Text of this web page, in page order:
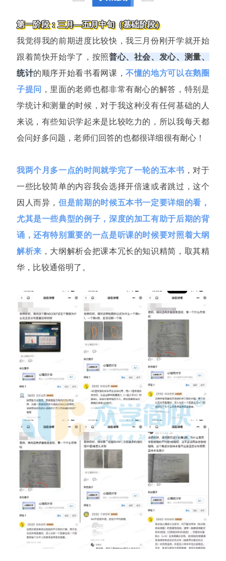
第一阶段：三月—五月中旬（基础阶段）
我觉得我的前期进度比较快，我三月份刚开学就开始
跟着简快开始学了，按照普心、社会、发心、测量、
统计的顺序开始看书看网课，不懂的地方可以在鹅圈
子提问 ，里面的老师也都非常有耐心的解答，特别是
学统计和测量的时候，对于我这种没有任何基础的人
来说，有些知识学起来是比较吃力的，所以我每天都
会问好多问题，老师们回答的也都很详细很有耐心！
我两个月多一点的时间就学完了一轮的五本书 ，对于
一些比较简单的内容我会选择开倍速或者跳过，这个
因人而异，但是前期的时候五本书一定要详细的看，
尤其是一些典型的例子，深度的加工有助于后期的背
诵，还有特别重要的一点是听课的时候要对照着大纲
解析来 ，大纲解析会把课本冗长的知识精简，取其精
华，比较通俗明了。